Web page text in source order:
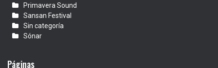
Primavera Sound
Sansan Festival
Sin categoría
Sónar
Páginas